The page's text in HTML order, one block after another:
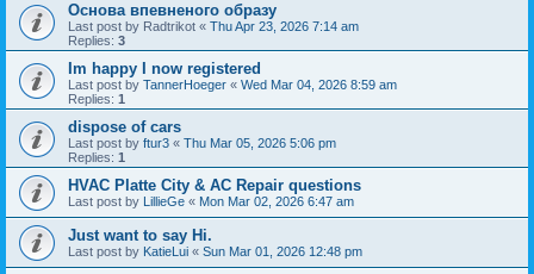
Основа впевненого образу
Last post by Radtrikot « Thu Apr 23, 2026 7:14 am
Replies: 3
Im happy I now registered
Last post by TannerHoeger « Wed Mar 04, 2026 8:59 am
Replies: 1
dispose of cars
Last post by ftur3 « Thu Mar 05, 2026 5:06 pm
Replies: 1
HVAC Platte City & AC Repair questions
Last post by LillieGe « Mon Mar 02, 2026 6:47 am
Just want to say Hi.
Last post by KatieLui « Sun Mar 01, 2026 12:48 pm